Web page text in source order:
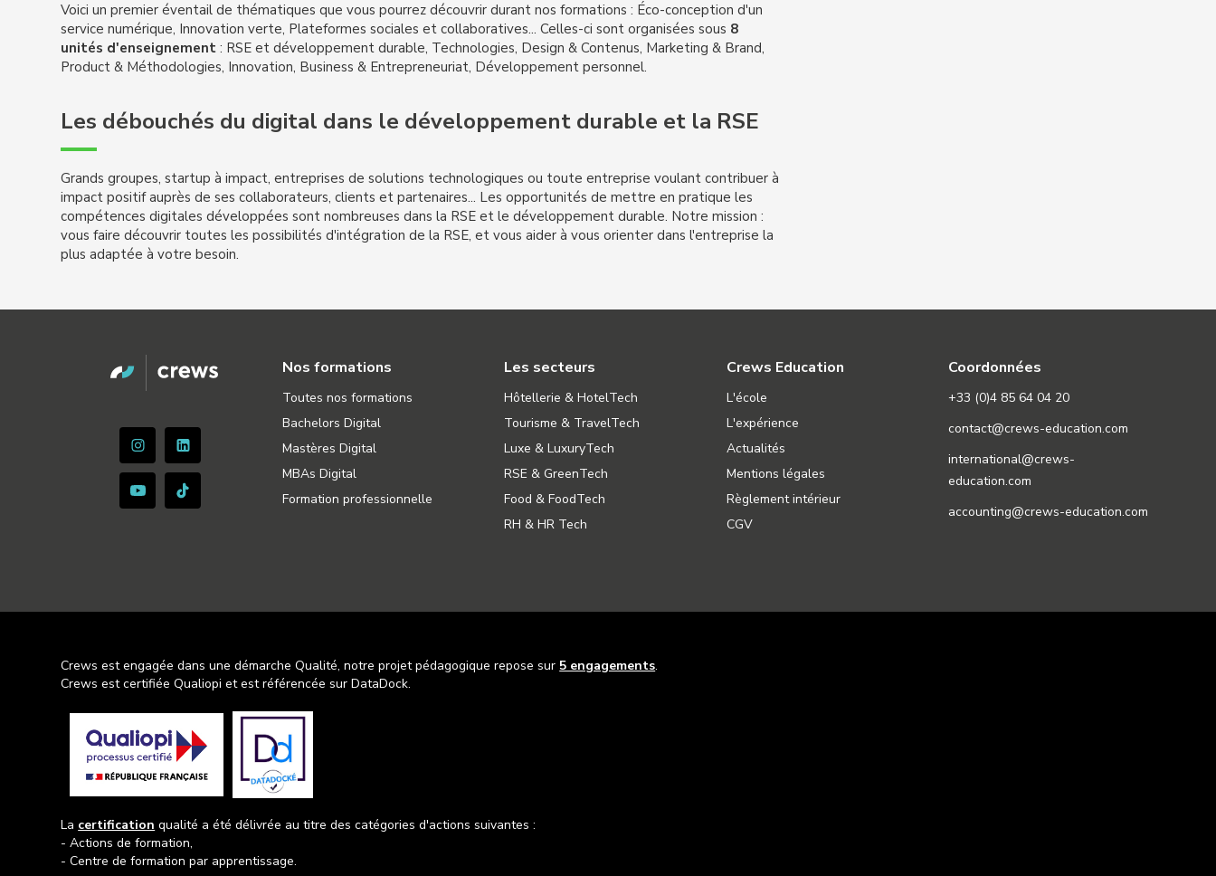
Voici un premier éventail de thématiques que vous pourrez découvrir durant nos formations : Éco-conception d'un
service numérique, Innovation verte, Plateformes sociales et collaboratives... Celles-ci sont organisées sous 8
unités d'enseignement : RSE et développement durable, Technologies, Design & Contenus, Marketing & Brand,
Product & Méthodologies, Innovation, Business & Entrepreneuriat, Développement personnel.
Les débouchés du digital dans le développement durable et la RSE
Grands groupes, startup à impact, entreprises de solutions technologiques ou toute entreprise voulant contribuer à
impact positif auprès de ses collaborateurs, clients et partenaires... Les opportunités de mettre en pratique les
compétences digitales développées sont nombreuses dans la RSE et le développement durable. Notre mission :
vous faire découvrir toutes les possibilités d'intégration de la RSE, et vous aider à vous orienter dans l'entreprise la
plus adaptée à votre besoin.
Nos formations
Toutes nos formations
Bachelors Digital
Mastères Digital
MBAs Digital
Formation professionnelle
Les secteurs
Hôtellerie & HotelTech
Tourisme & TravelTech
Luxe & LuxuryTech
RSE & GreenTech
Food & FoodTech
RH & HR Tech
Crews Education
L'école
L'expérience
Actualités
Mentions légales
Règlement intérieur
CGV
Coordonnées
+33 (0)4 85 64 04 20
contact@crews-education.com
international@crews-
education.com
accounting@crews-education.com
Crews est engagée dans une démarche Qualité, notre projet pédagogique repose sur 5 engagements.
Crews est certifiée Qualiopi et est référencée sur DataDock.
La certification qualité a été délivrée au titre des catégories d'actions suivantes :
- Actions de formation,
- Centre de formation par apprentissage.